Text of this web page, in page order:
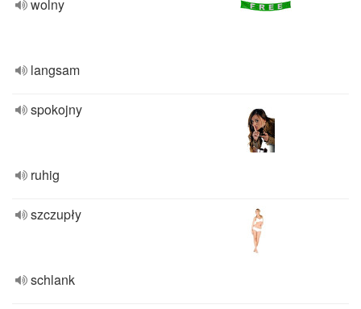
wolny
langsam
spokojny
ruhig
szczupły
schlank